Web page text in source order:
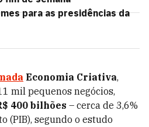
para as presidências da
Economia Criativa,
mil pequenos negócios,
400 bilhões – cerca de 3,6%
(PIB), segundo o estudo